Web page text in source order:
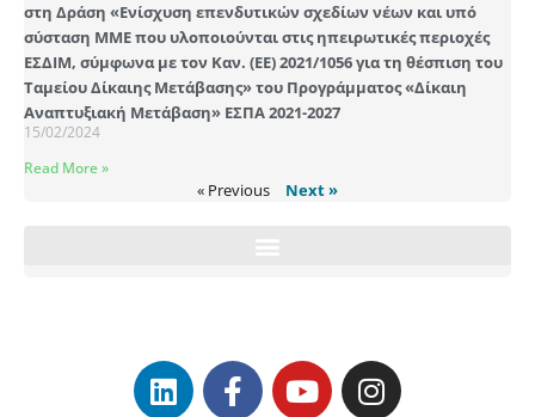
στη Δράση «Ενίσχυση επενδυτικών σχεδίων νέων και υπό
σύσταση ΜΜΕ που υλοποιούνται στις ηπειρωτικές περιοχές
ΕΣΔΙΜ, σύμφωνα με τον Καν. (ΕΕ) 2021/1056 για τη θέσπιση του
Ταμείου Δίκαιης Μετάβασης» του Προγράμματος «Δίκαιη
Αναπτυξιακή Μετάβαση» ΕΣΠΑ 2021-2027
15/02/2024
Read More »
« Previous Next »